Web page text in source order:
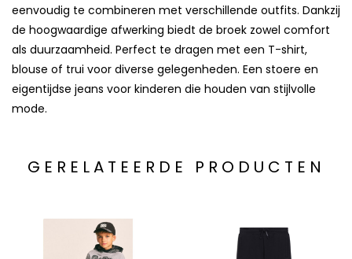
eenvoudig te combineren met verschillende outfits. Dankzij
de hoogwaardige afwerking biedt de broek zowel comfort
als duurzaamheid. Perfect te dragen met een T-shirt,
blouse of trui voor diverse gelegenheden. Een stoere en
eigentijdse jeans voor kinderen die houden van stijlvolle
mode.
GERELATEERDE PRODUCTEN